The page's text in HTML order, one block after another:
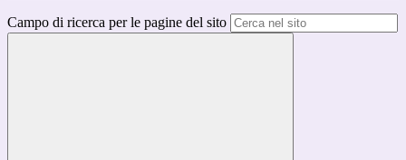
Campo di ricerca per le pagine del sito